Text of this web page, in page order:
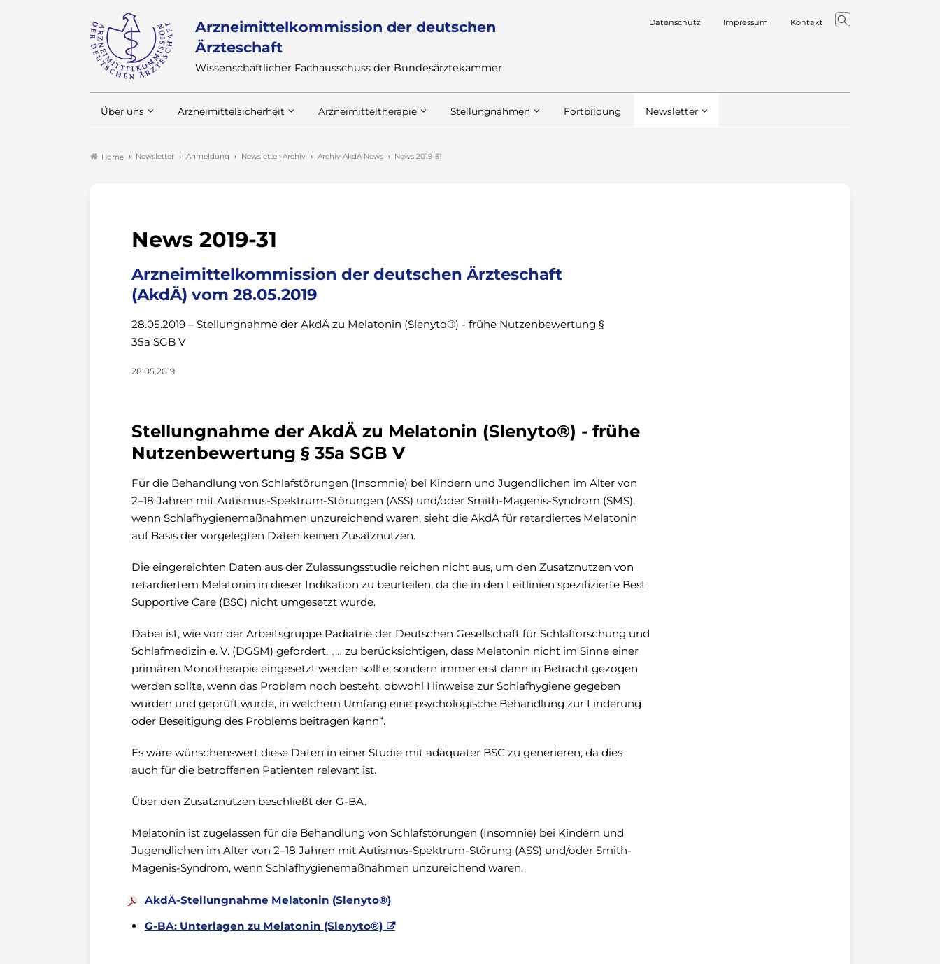
Arzneimittelkommission der deutschen
Ärzteschaft
Wissenschaftlicher Fachausschuss der Bundesärztekammer
Datenschutz Impressum Kontakt
Über uns Arzneimittelsicherheit Arzneimitteltherapie Stellungnahmen Fortbildung Newsletter
Home Newsletter Anmeldung Newsletter-Archiv Archiv AkdÄ News News 2019-31
News 2019-31
Arzneimittelkommission der deutschen Ärzteschaft
(AkdÄ) vom 28.05.2019
28.05.2019 – Stellungnahme der AkdÄ zu Melatonin (Slenyto®) - frühe Nutzenbewertung §
35a SGB V
28.05.2019
Stellungnahme der AkdÄ zu Melatonin (Slenyto®) - frühe
Nutzenbewertung § 35a SGB V
Für die Behandlung von Schlafstörungen (Insomnie) bei Kindern und Jugendlichen im Alter von
2–18 Jahren mit Autismus-Spektrum-Störungen (ASS) und/oder Smith-Magenis-Syndrom (SMS),
wenn Schlafhygienemaßnahmen unzureichend waren, sieht die AkdÄ für retardiertes Melatonin
auf Basis der vorgelegten Daten keinen Zusatznutzen.
Die eingereichten Daten aus der Zulassungsstudie reichen nicht aus, um den Zusatznutzen von
retardiertem Melatonin in dieser Indikation zu beurteilen, da die in den Leitlinien spezifizierte Best
Supportive Care (BSC) nicht umgesetzt wurde.
Dabei ist, wie von der Arbeitsgruppe Pädiatrie der Deutschen Gesellschaft für Schlafforschung und
Schlafmedizin e. V. (DGSM) gefordert, „… zu berücksichtigen, dass Melatonin nicht im Sinne einer
primären Monotherapie eingesetzt werden sollte, sondern immer erst dann in Betracht gezogen
werden sollte, wenn das Problem noch besteht, obwohl Hinweise zur Schlafhygiene gegeben
wurden und geprüft wurde, in welchem Umfang eine psychologische Behandlung zur Linderung
oder Beseitigung des Problems beitragen kann“.
Es wäre wünschenswert diese Daten in einer Studie mit adäquater BSC zu generieren, da dies
auch für die betroffenen Patienten relevant ist.
Über den Zusatznutzen beschließt der G-BA.
Melatonin ist zugelassen für die Behandlung von Schlafstörungen (Insomnie) bei Kindern und
Jugendlichen im Alter von 2–18 Jahren mit Autismus-Spektrum-Störung (ASS) und/oder Smith-
Magenis-Syndrom, wenn Schlafhygienemaßnahmen unzureichend waren.
AkdÄ-Stellungnahme Melatonin (Slenyto®)
G-BA: Unterlagen zu Melatonin (Slenyto®)